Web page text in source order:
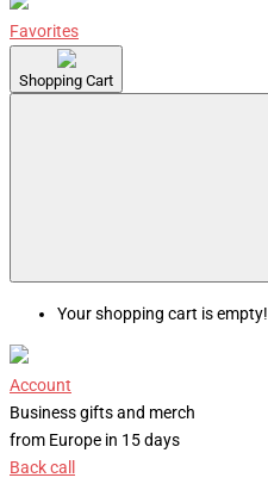
Favorites
Shopping Cart
Your shopping cart is empty!
Account
Business gifts and merch
from Europe in 15 days
Back call